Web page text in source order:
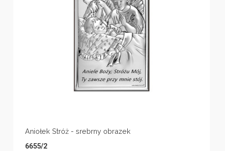
Aniołek Stróż - srebrny obrazek
6655/2